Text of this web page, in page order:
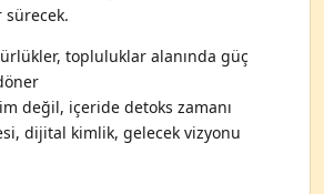
sürecek.
topluluklar alanında güç
değil, içeride detoks zamanı
dijital kimlik, gelecek vizyonu